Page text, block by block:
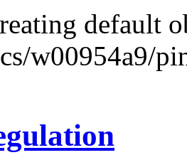
default
w00954a9/